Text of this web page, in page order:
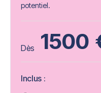
potentiel.
Dès 1500
Inclus :